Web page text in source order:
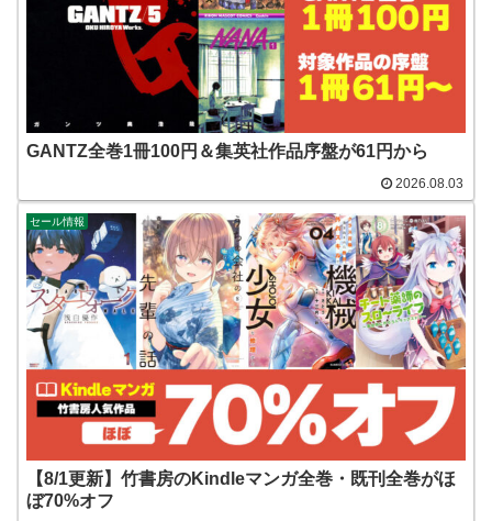
GANTZ全巻1冊100円＆集英社作品序盤が61円から
2026.08.03
セール情報
【8/1更新】竹書房のKindleマンガ全巻・既刊全巻がほ
ぼ70%オフ